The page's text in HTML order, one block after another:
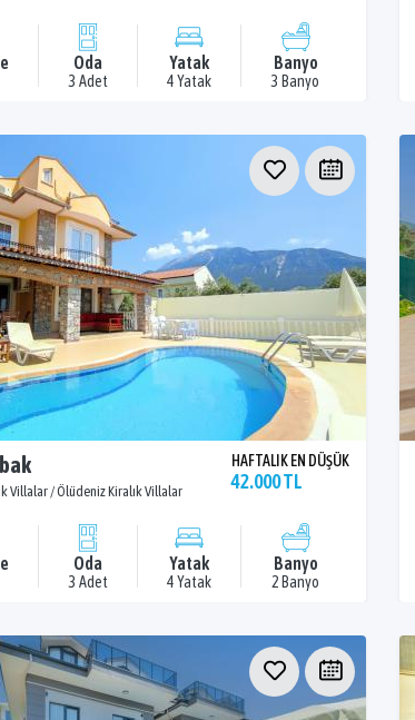
Oda
3 Adet
Yatak
4 Yatak
Banyo
3 Banyo
Villalar / Ölüdeniz Kiralık Villalar
HAFTALIK EN DÜŞÜK
42.000 TL
Oda
3 Adet
Yatak
4 Yatak
Banyo
2 Banyo